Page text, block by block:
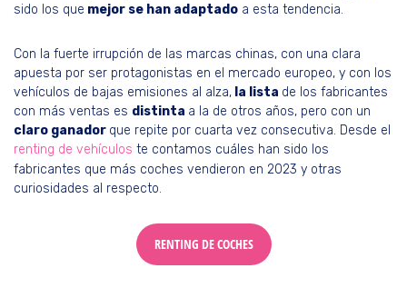
sido los que mejor se han adaptado a esta tendencia.
Con la fuerte irrupción de las marcas chinas, con una clara
apuesta por ser protagonistas en el mercado europeo, y con los
vehículos de bajas emisiones al alza, la lista de los fabricantes
con más ventas es distinta a la de otros años, pero con un
claro ganador que repite por cuarta vez consecutiva. Desde el
renting de vehículos te contamos cuáles han sido los
fabricantes que más coches vendieron en 2023 y otras
curiosidades al respecto.
RENTING DE COCHES